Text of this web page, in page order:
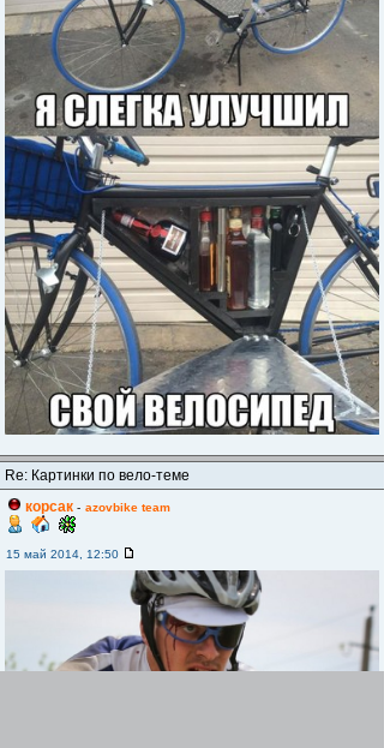
Re: Картинки по вело-теме
корсак - azovbike team
15 май 2014, 12:50